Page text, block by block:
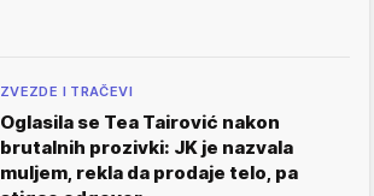
ZVEZDE I TRAČEVI
Oglasila se Tea Tairović nakon
brutalnih prozivki: JK je nazvala
muljem, rekla da prodaje telo, pa